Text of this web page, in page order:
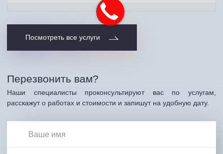
Посмотреть все услуги
Перезвонить вам?
Наши специалисты проконсультируют вас по услугам,
расскажут о работах и стоимости и запишут на удобную дату.